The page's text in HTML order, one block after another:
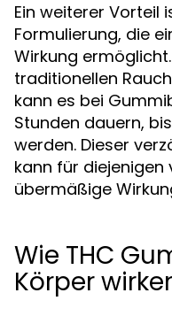
Ein weiterer Vorteil
Formulierung, die
Wirkung
traditionellen
kann es bei
Stunden dauern,
werden. Dieser
kann für diejenigen
übermäßige
Wie THC
Körper